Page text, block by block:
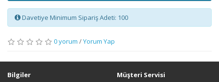
Davetiye Minimum Sipariş Adeti: 100
0 yorum /Yorum Yap
Bilgiler
Müşteri Servisi